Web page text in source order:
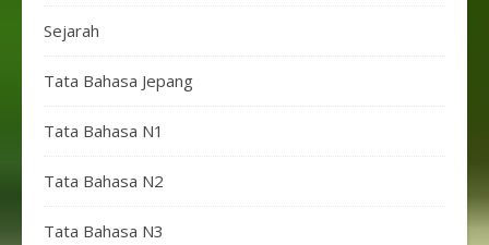
Sejarah
Tata Bahasa Jepang
Tata Bahasa N1
Tata Bahasa N2
Tata Bahasa N3